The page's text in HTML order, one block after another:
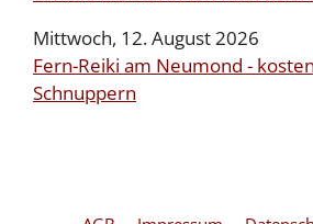
Mittwoch, 12. August 2026
Fern-Reiki am Neumond -
Schnuppern